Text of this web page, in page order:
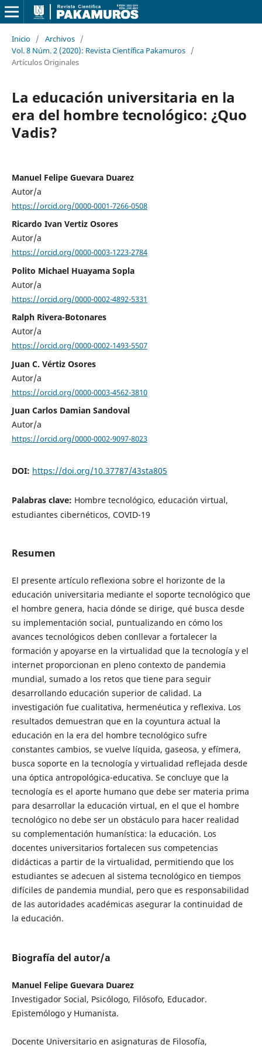
Inicio / Archivos /
Vol. 8 Núm. 2 (2020): Revista Científica Pakamuros /
Artículos Originales
La educación universitaria en la
era del hombre tecnológico: ¿Quo
Vadis?
Manuel Felipe Guevara Duarez
Autor/a
https://orcid.org/0000-0001-7266-0508
Ricardo Ivan Vertiz Osores
Autor/a
https://orcid.org/0000-0003-1223-2784
Polito Michael Huayama Sopla
Autor/a
https://orcid.org/0000-0002-4892-5331
Ralph Rivera-Botonares
Autor/a
https://orcid.org/0000-0002-1493-5507
Juan C. Vértiz Osores
Autor/a
https://orcid.org/0000-0003-4562-3810
Juan Carlos Damian Sandoval
Autor/a
https://orcid.org/0000-0002-9097-8023
DOI: https://doi.org/10.37787/43sta805
Palabras clave: Hombre tecnológico, educación virtual,
estudiantes cibernéticos, COVID-19
Resumen
El presente artículo reflexiona sobre el horizonte de la
educación universitaria mediante el soporte tecnológico que
el hombre genera, hacia dónde se dirige, qué busca desde
su implementación social, puntualizando en cómo los
avances tecnológicos deben conllevar a fortalecer la
formación y apoyarse en la virtualidad que la tecnología y el
internet proporcionan en pleno contexto de pandemia
mundial, sumado a los retos que tiene para seguir
desarrollando educación superior de calidad. La
investigación fue cualitativa, hermenéutica y reflexiva. Los
resultados demuestran que en la coyuntura actual la
educación en la era del hombre tecnológico sufre
constantes cambios, se vuelve líquida, gaseosa, y efímera,
busca soporte en la tecnología y virtualidad reflejada desde
una óptica antropológica-educativa. Se concluye que la
tecnología es el aporte humano que debe ser materia prima
para desarrollar la educación virtual, en el que el hombre
tecnológico no debe ser un obstáculo para hacer realidad
su complementación humanística: la educación. Los
docentes universitarios fortalecen sus competencias
didácticas a partir de la virtualidad, permitiendo que los
estudiantes se adecuen al sistema tecnológico en tiempos
difíciles de pandemia mundial, pero que es responsabilidad
de las autoridades académicas asegurar la continuidad de
la educación.
Biografía del autor/a
Manuel Felipe Guevara Duarez
Investigador Social, Psicólogo, Filósofo, Educador.
Epistemólogo y Humanista.
Docente Universitario en asignaturas de Filosofía,